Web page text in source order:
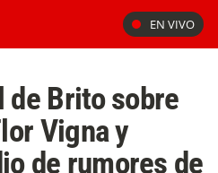
EN VIVO
de Brito sobre
Vigna y
de rumores de